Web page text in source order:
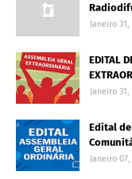
Janeiro
EDITAL
Janeiro
Edital
Janeiro